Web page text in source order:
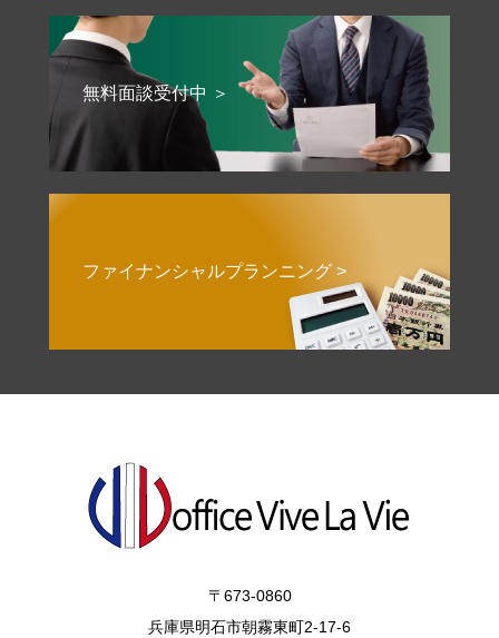
無料面談受付中 ＞
ファイナンシャルプランニング >
〒673-0860
兵庫県明石市朝霧東町2-17-6